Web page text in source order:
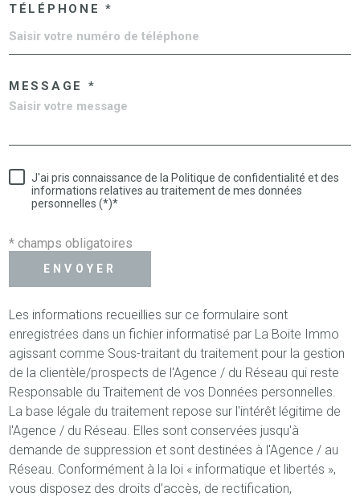
TÉLÉPHONE *
MESSAGE *
J'ai pris connaissance de la Politique de confidentialité et des
informations relatives au traitement de mes données
personnelles (*)*
* champs obligatoires
ENVOYER
Les informations recueillies sur ce formulaire sont
enregistrées dans un fichier informatisé par La Boite Immo
agissant comme Sous-traitant du traitement pour la gestion
de la clientèle/prospects de l'Agence / du Réseau qui reste
Responsable du Traitement de vos Données personnelles.
La base légale du traitement repose sur l'intérêt légitime de
l'Agence / du Réseau. Elles sont conservées jusqu'à
demande de suppression et sont destinées à l'Agence / au
Réseau. Conformément à la loi « informatique et libertés »,
vous disposez des droits d’accès, de rectification,